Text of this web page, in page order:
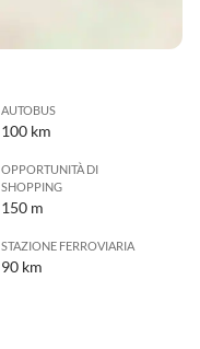
AUTOBUS
100 km
OPPORTUNITÀ DI
SHOPPING
150 m
STAZIONE FERROVIARIA
90 km